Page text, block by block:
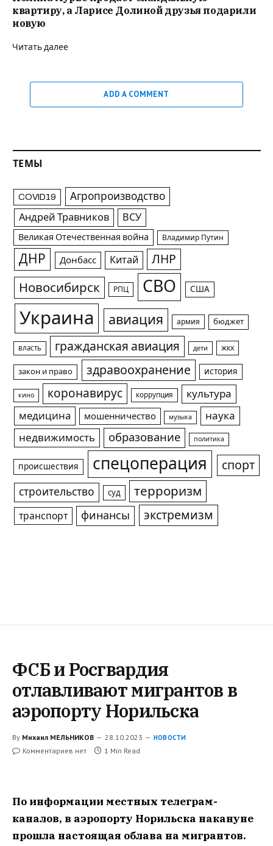
квартиру, а Ларисе Долиной друзья подарили
новую
Читать далее
ADD A COMMENT
ТЕМЫ
COVID19 Агропроизводство
Андрей Травников ВСУ
Великая Отечественная война Владимир Путин
ДНР Донбасс Китай ЛНР
Новосибирск РПЦ СВО США
Украина авиация армия бюджет
власть гражданская авиация дети жкх
закон и право здравоохранение история
кино коронавирус коррупция
культура
медицина
мошенничество музыка
наука
недвижимость
образование политика
происшествия спецоперация спорт
строительство суд терроризм
транспорт финансы экстремизм
ФСБ и Росгвардия
отлавливают мигрантов в
аэропорту Норильска
By Михаил МЕЛЬНИКОВ 28.10.2023 НОВОСТИ
Комментариев нет 1 Min Read
По информации местных телеграм-
каналов, в аэропорту Норильска накануне
прошла настоящая облава на мигрантов.